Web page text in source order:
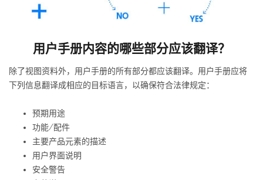
用户手册内容的哪些部分应该翻译？
除了视图资料外，用户手册的所有部分都应该翻译。用户手册应将
下列信息翻译成相应的目标语言，以确保符合法律规定：
预期用途
功能/配件
主要产品元素的描述
用户界面说明
安全警告